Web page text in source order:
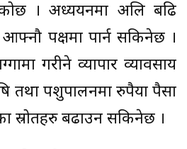
। अध्ययनमा अलि बढि
पक्षमा पार्न सकिनेछ ।
गरीने व्यापार व्यावसाय
तथा पशुपालनमा रुपैया पैसा
स्रोतहरु बढाउन सकिनेछ ।